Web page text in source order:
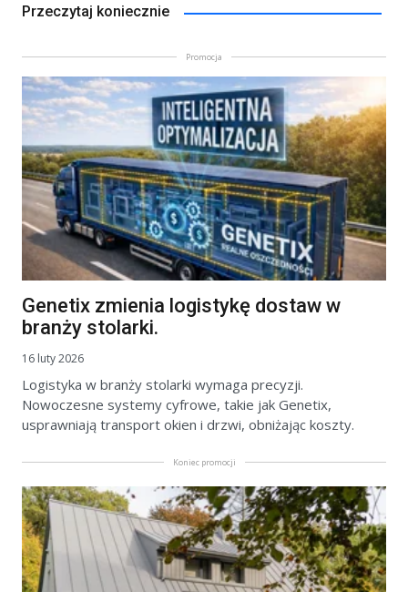
Przeczytaj koniecznie
Promocja
Genetix zmienia logistykę dostaw w
branży stolarki.
16 luty 2026
Logistyka w branży stolarki wymaga precyzji.
Nowoczesne systemy cyfrowe, takie jak Genetix,
usprawniają transport okien i drzwi, obniżając koszty.
Koniec promocji